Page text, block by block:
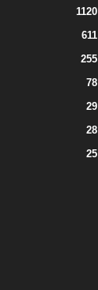
1120
611
255
78
29
28
25